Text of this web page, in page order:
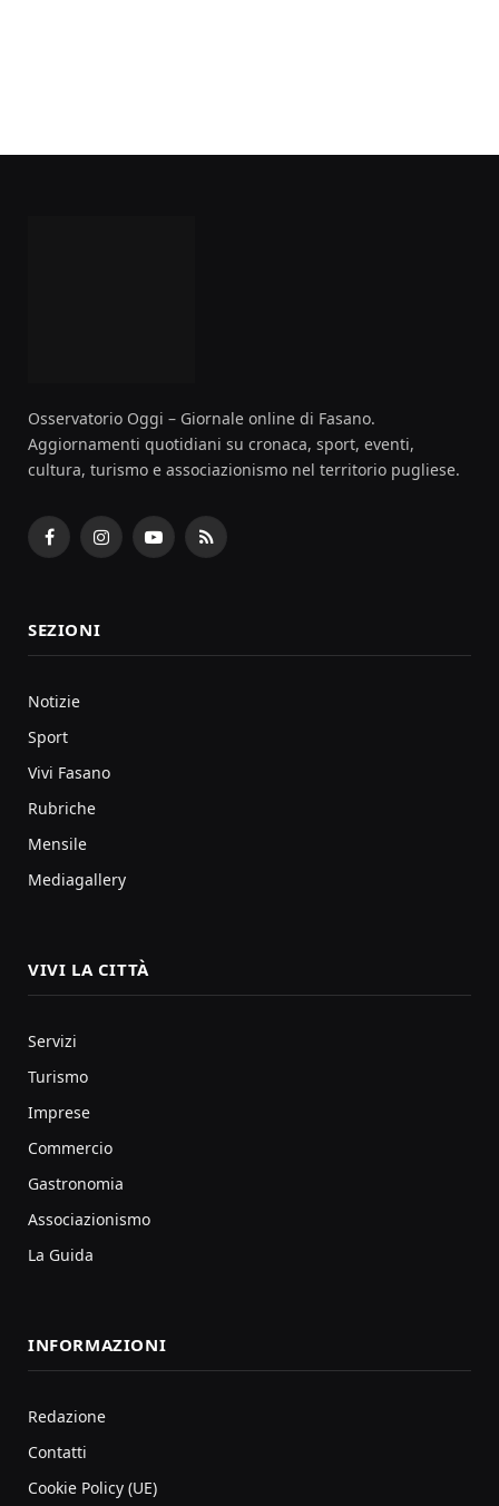
Osservatorio Oggi – Giornale online di Fasano.
Aggiornamenti quotidiani su cronaca, sport, eventi,
cultura, turismo e associazionismo nel territorio pugliese.
FacebookInstagramYouTubeRSS
SEZIONI
Notizie
Sport
Vivi Fasano
Rubriche
Mensile
Mediagallery
VIVI LA CITTÀ
Servizi
Turismo
Imprese
Commercio
Gastronomia
Associazionismo
La Guida
INFORMAZIONI
Redazione
Contatti
Cookie Policy (UE)